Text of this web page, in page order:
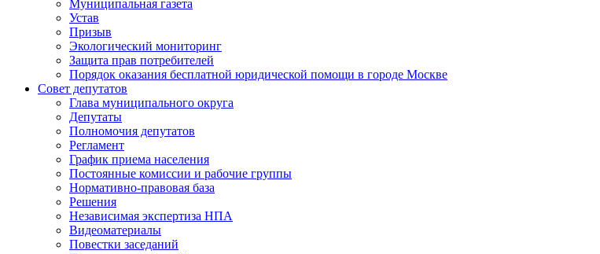
Муниципальная газета
Устав
Призыв
Экологический мониторинг
Защита прав потребителей
Порядок оказания бесплатной юридической помощи в городе Москве
Совет депутатов
Глава муниципального округа
Депутаты
Полномочия депутатов
Регламент
График приема населения
Постоянные комиссии и рабочие группы
Нормативно-правовая база
Решения
Независимая экспертиза НПА
Видеоматериалы
Повестки заседаний